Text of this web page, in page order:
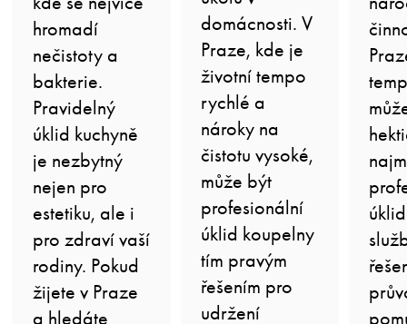
hromadí
nečistoty a
bakterie.
Pravidelný
úklid kuchyně
je nezbytný
nejen pro
estetiku, ale i
pro zdraví vaší
rodiny. Pokud
žijete v Praze
a hledáte
domácnosti. V
Praze, kde je
životní tempo
rychlé a
nároky na
čistotu vysoké,
může být
profesionální
úklid koupelny
tím pravým
řešením pro
udržení